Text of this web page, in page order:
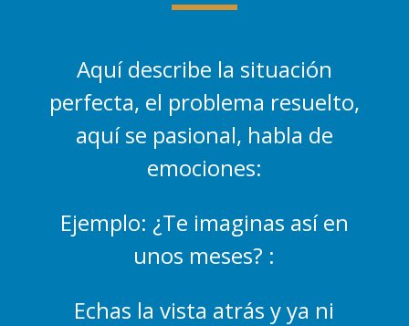
Aquí describe la situación
perfecta, el problema resuelto,
aquí se pasional, habla de
emociones:
Ejemplo: ¿Te imaginas así en
unos meses? :
Echas la vista atrás y ya ni